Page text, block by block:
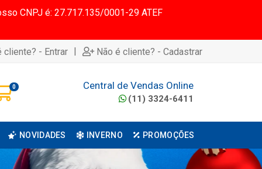
CNPJ é: 27.717.135/0001-29 ATEF
cliente? - Entrar | Não é cliente? - Cadastrar
0 Central de Vendas Online
(11) 3324-6411
NOVIDADES INVERNO PROMOÇÕES